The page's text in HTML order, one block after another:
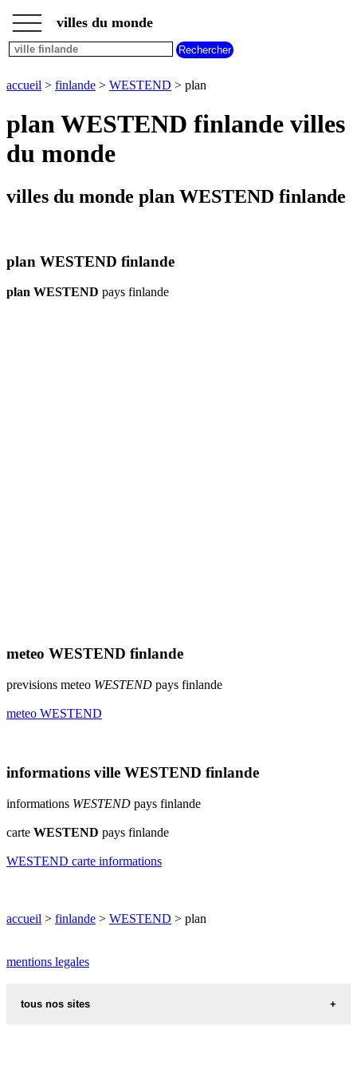
accueil
villes
finlande
WESTEND
WESTEND
___
___ villes du monde
accueil > finlande > WESTEND > plan
plan WESTEND finlande villes
du monde
villes du monde plan WESTEND finlande
plan WESTEND finlande
plan WESTEND pays finlande
meteo WESTEND finlande
previsions meteo WESTEND pays finlande
meteo WESTEND
informations ville WESTEND finlande
informations WESTEND pays finlande
carte WESTEND pays finlande
WESTEND carte informations
accueil > finlande > WESTEND > plan
mentions legales
tous nos sites